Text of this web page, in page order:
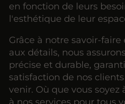
en fonction de leurs
l'esthétique de leur
Grâce à notre savoir-
aux détails, nous
précise et durable,
satisfaction de nos
venir. Où que vous soyez